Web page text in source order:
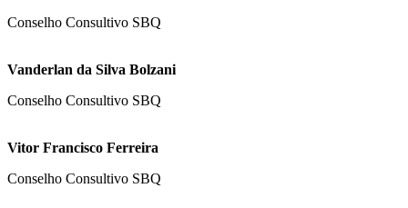
Conselho Consultivo SBQ
Vanderlan da Silva Bolzani
Conselho Consultivo SBQ
Vitor Francisco Ferreira
Conselho Consultivo SBQ